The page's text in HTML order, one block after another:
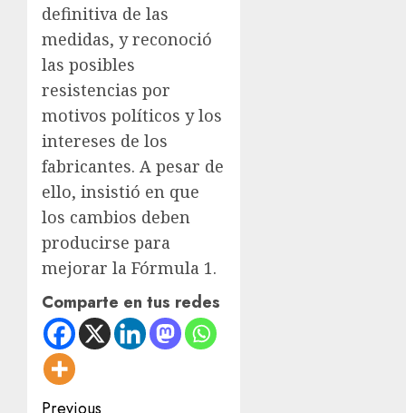
definitiva de las
medidas, y reconoció
las posibles
resistencias por
motivos políticos y los
intereses de los
fabricantes. A pesar de
ello, insistió en que
los cambios deben
producirse para
mejorar la Fórmula 1.
Comparte en tus redes
Previous